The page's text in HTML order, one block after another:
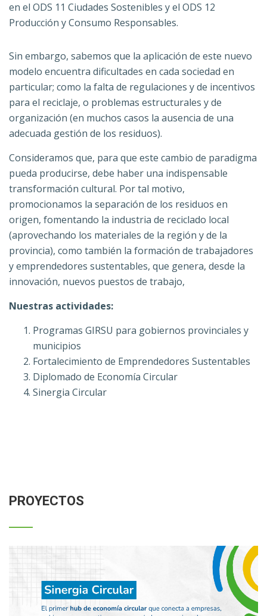
en el ODS 11 Ciudades Sostenibles y el ODS 12
Producción y Consumo Responsables.
Sin embargo, sabemos que la aplicación de este nuevo
modelo encuentra dificultades en cada sociedad en
particular; como la falta de regulaciones y de incentivos
para el reciclaje, o problemas estructurales y de
organización (en muchos casos la ausencia de una
adecuada gestión de los residuos).
Consideramos que, para que este cambio de paradigma
pueda producirse, debe haber una indispensable
transformación cultural. Por tal motivo,
promocionamos la separación de los residuos en
origen, fomentando la industria de reciclado local
(aprovechando los materiales de la región y de la
provincia), como también la formación de trabajadores
y emprendedores sustentables, que genera, desde la
innovación, nuevos puestos de trabajo,
Nuestras actividades:
Programas GIRSU para gobiernos provinciales y
municipios
Fortalecimiento de Emprendedores Sustentables
Diplomado de Economía Circular
Sinergia Circular
PROYECTOS